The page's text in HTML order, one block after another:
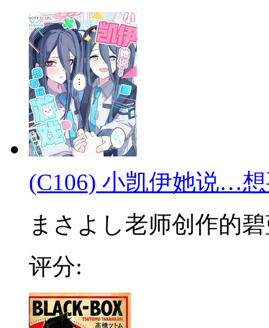
(C106) 小凯伊她说…
まさよし老师创作的
评分: